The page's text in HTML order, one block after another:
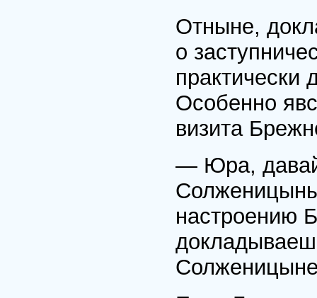
Отныне,
о
практически
Особенно
визита
— Юра,
настроению